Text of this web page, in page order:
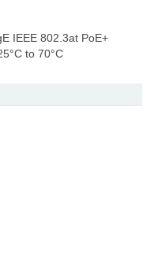
IEEE 802.3at PoE+
to 70°C